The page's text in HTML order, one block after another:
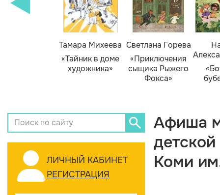
Тамара Михеева
«Тайник в доме
художника»
Светлана Горева
«Приключения
сыщика Рыжего
Фокса»
ЛИЧНЫЙ КАБИНЕТ
РЕГИСТРАЦИЯ
Афиша
Коми